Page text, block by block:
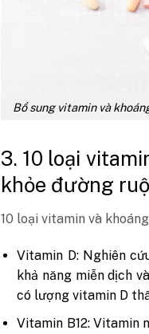
Bổ sung vitamin và
3. 10 loại
khỏe đường
10 loại vitamin và
Vitamin D: Nghiên
khả năng miễn dịch
có lượng vitamin D
Vitamin B12: Vitamin